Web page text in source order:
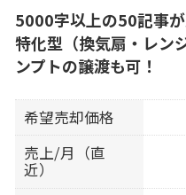
5000字以上の50記事
特化型（換気扇・レン
ンプトの譲渡も可！
希望売却価格
売上/月（直
近）